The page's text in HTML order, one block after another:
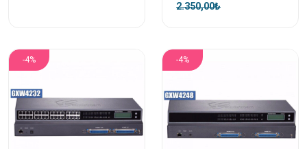
2.350,00₺
-4% -4%